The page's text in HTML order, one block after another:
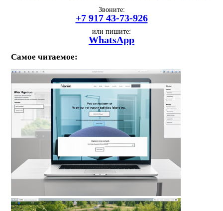
Звоните:
+7 917 43-73-926
или пишите:
WhatsApp
Самое читаемое: